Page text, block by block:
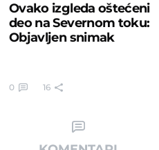
Ovako izgleda oštećeni
deo na Severnom toku:
Objavljen snimak
0 16